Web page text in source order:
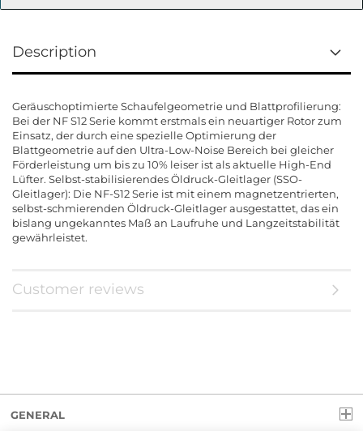
Description
Geräuschoptimierte Schaufelgeometrie und Blattprofilierung:
Bei der NF S12 Serie kommt erstmals ein neuartiger Rotor zum
Einsatz, der durch eine spezielle Optimierung der
Blattgeometrie auf den Ultra-Low-Noise Bereich bei gleicher
Förderleistung um bis zu 10% leiser ist als aktuelle High-End
Lüfter. Selbst-stabilisierendes Öldruck-Gleitlager (SSO-
Gleitlager): Die NF-S12 Serie ist mit einem magnetzentrierten,
selbst-schmierenden Öldruck-Gleitlager ausgestattet, das ein
bislang ungekanntes Maß an Laufruhe und Langzeitstabilität
gewährleistet.
Customer reviews
GENERAL